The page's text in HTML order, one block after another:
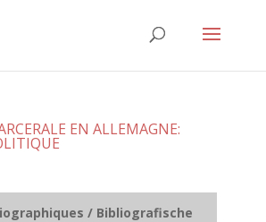
EN ALLEMAGNE:
/ Bibliografische